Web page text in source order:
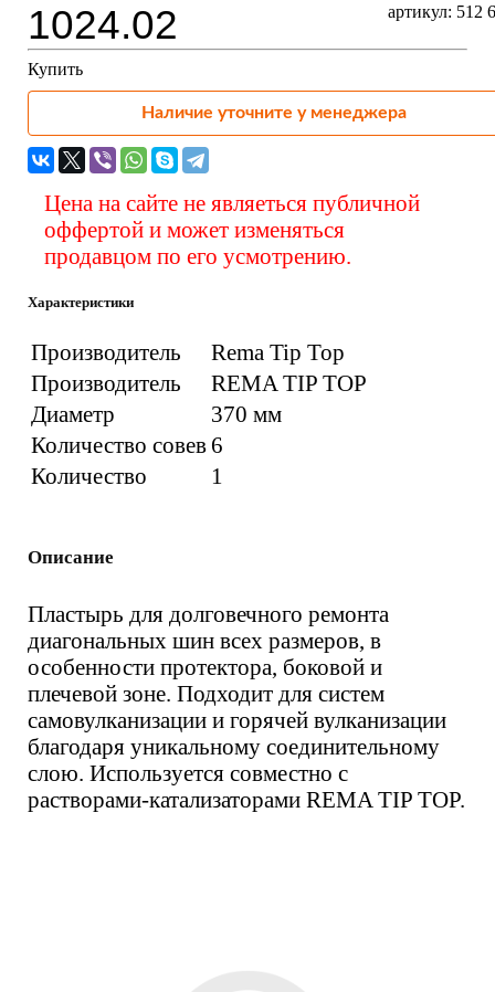
артикул: 512
1024.02
Купить
Наличие уточните у менеджера
Цена на сайте не являеться публичной
оффертой и может изменяться
продавцом по его усмотрению.
Характеристики
Производитель
Rema Tip Top
Производитель
REMA TIP TOP
Диаметр
370 мм
Количество совев 6
Количество
1
Описание
Пластырь для долговечного ремонта
диагональных шин всех размеров, в
особенности протектора, боковой и
плечевой зоне. Подходит для систем
самовулканизации и горячей вулканизации
благодаря уникальному соединительному
слою. Используется совместно с
растворами-катализаторами REMA TIP TOP.